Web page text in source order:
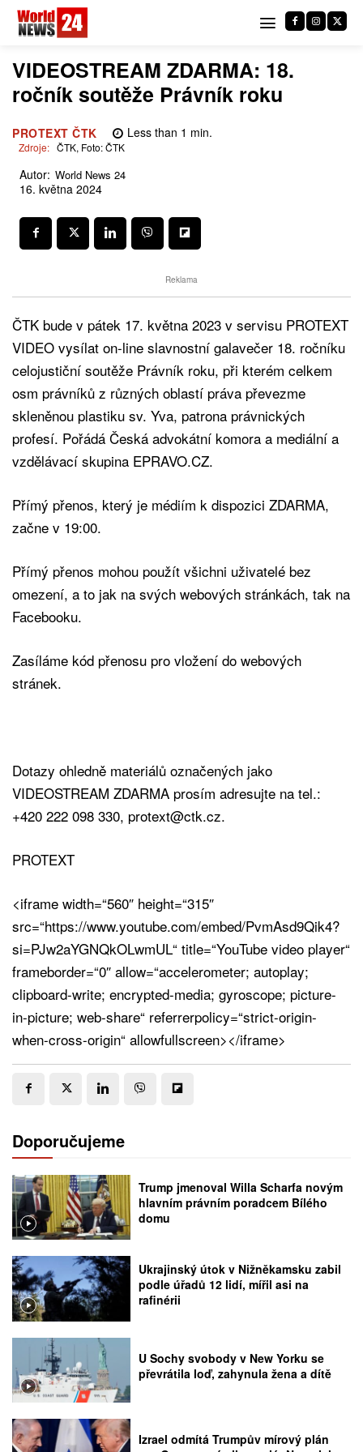
VIDEOSTREAM ZDARMA: 18.
ročník soutěže Právník roku
PROTEXT ČTK Less than 1 min.
Zdroje: ČTK, Foto: ČTK
Autor: World News 24
16. května 2024
Reklama
ČTK bude v pátek 17. května 2023 v servisu PROTEXT
VIDEO vysílat on-line slavnostní galavečer 18. ročníku
celojustiční soutěže Právník roku, při kterém celkem
osm právníků z různých oblastí práva převezme
skleněnou plastiku sv. Yva, patrona právnických
profesí. Pořádá Česká advokátní komora a mediální a
vzdělávací skupina EPRAVO.CZ.
Přímý přenos, který je médiím k dispozici ZDARMA,
začne v 19:00.
Přímý přenos mohou použít všichni uživatelé bez
omezení, a to jak na svých webových stránkách, tak na
Facebooku.
Zasíláme kód přenosu pro vložení do webových
stránek.
Dotazy ohledně materiálů označených jako
VIDEOSTREAM ZDARMA prosím adresujte na tel.:
+420 222 098 330, protext@ctk.cz.
PROTEXT
<iframe width=“560″ height=“315″
src=“https://www.youtube.com/embed/PvmAsd9Qik4?
si=PJw2aYGNQkOLwmUL“ title=“YouTube video player“
frameborder=“0″ allow=“accelerometer; autoplay;
clipboard-write; encrypted-media; gyroscope; picture-
in-picture; web-share“ referrerpolicy=“strict-origin-
when-cross-origin“ allowfullscreen></iframe>
Doporučujeme
Trump jmenoval Willa Scharfa novým
hlavním právním poradcem Bílého
domu
Ukrajinský útok v Nižněkamsku zabil
podle úřadů 12 lidí, mířil asi na
rafinérii
U Sochy svobody v New Yorku se
převrátila loď, zahynula žena a dítě
Izrael odmítá Trumpův mírový plán